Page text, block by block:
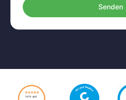
Senden